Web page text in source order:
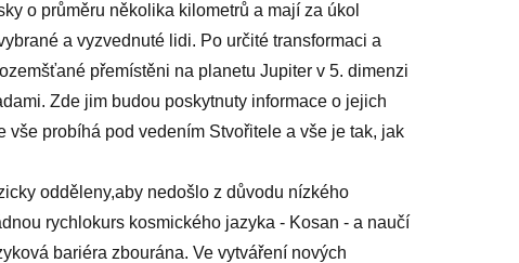
o průměru několika kilometrů a mají za úkol
a vyzvednuté lidi. Po určité transformaci a
přemístěni na planetu Jupiter v 5. dimenzi
Zde jim budou poskytnuty informace o jejich
probíhá pod vedením Stvořitele a vše je tak, jak
odděleny,aby nedošlo z důvodu nízkého
rychlokurs kosmického jazyka - Kosan - a naučí
bariéra zbourána. Ve vytváření nových